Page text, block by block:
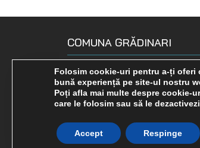
COMUNA GRĂDINARI
Loc. Gradinari, str. Principala,
190
0255 575 722
primariagradinari@yahoo.com
Folosim cookie-uri pentru a-ți oferi
bună experiență pe site-ul nostru
Poți afla mai multe despre cookie-
care le folosim sau să le
Accept Respinge